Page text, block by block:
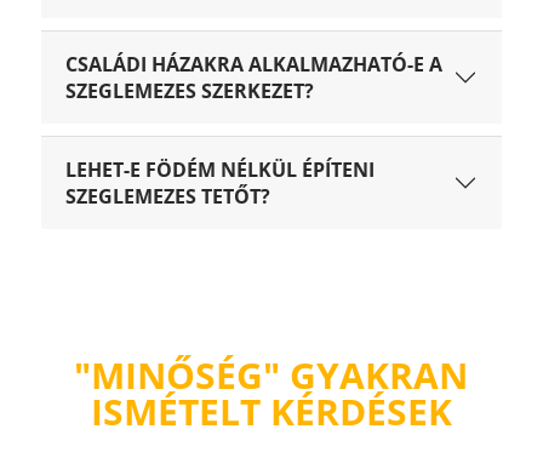
CSALÁDI HÁZAKRA ALKALMAZHATÓ-E A
SZEGLEMEZES SZERKEZET?
LEHET-E FÖDÉM NÉLKÜL ÉPÍTENI
SZEGLEMEZES TETŐT?
"MINŐSÉG" GYAKRAN
ISMÉTELT KÉRDÉSEK